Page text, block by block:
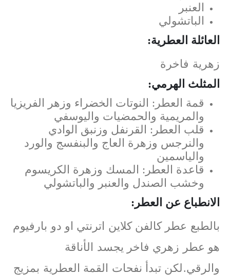
العنبر
الباتشولي
العائلة العطرية:
زهرية فاخرة
المثلث الهرمي:
قمة العطر: النوتات الخضراء وزهر الفريزيا
والمريمية والحمضيات واليوسفي
قلب العطر: القرنفل وزنبق الوادي
والنرجس وزهرة العاج والبنفسج والورد
والياسمين
قاعدة العطر: المسك وزهرة الكريسوم
وخشب الصندل والعنبر والباتشولي
الانطباع عن العطر:
بالطبع عطر كالفن كلاين اترنتي او دو بارفيوم
هو عطر زهري فاخر يجسد الأناقة
والرقي.لكن تبدأ نفحات القمة العطرية بمزيجٍ